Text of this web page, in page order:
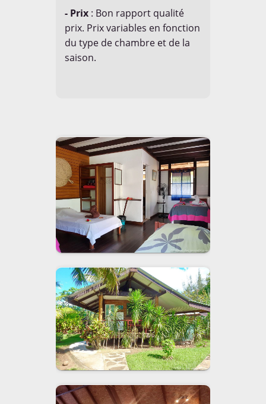
- Prix : Bon rapport qualité
prix. Prix variables en fonction
du type de chambre et de la
saison.